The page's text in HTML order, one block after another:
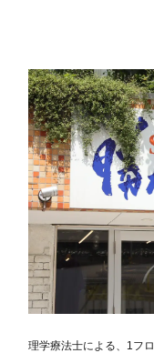
理学療法士による、1フ